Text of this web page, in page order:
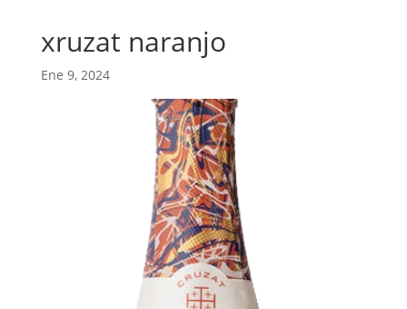
xruzat naranjo
Ene 9, 2024